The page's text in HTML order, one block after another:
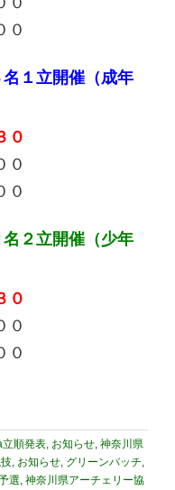
１立開催（成年
０
２立開催（少年
０
立順発表 お知らせ 神奈川県
お知らせ グリーンバッチ
選 神奈川県アーチェリー協